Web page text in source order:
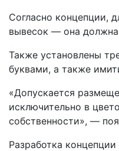
Согласно концепции,
вывесок — она
Также установлены
буквами, а также
«Допускается
исключительно в
собственности», —
Разработка